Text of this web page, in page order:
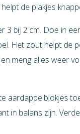
de plakjes
3 bij 2 cm. Doe in
Het zout helpt de
meng alles weer
aardappelblokjes
in balans zijn.